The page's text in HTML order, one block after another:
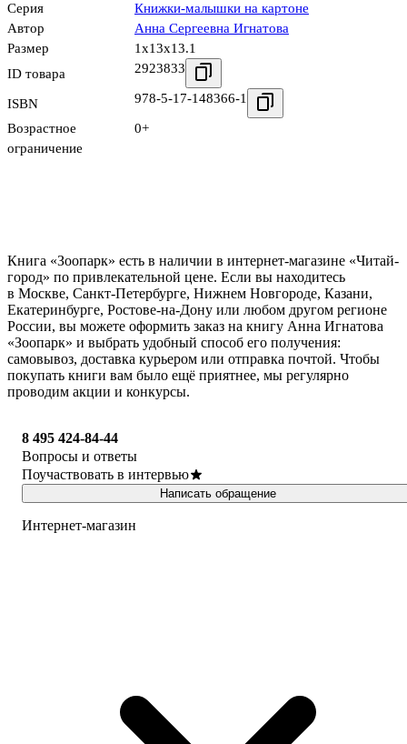
Серия
Книжки-малышки на картоне
Автор
Анна Сергеевна Игнатова
Размер
1x13x13.1
ID товара
2923833
ISBN 978-5-17-148366-1
Возрастное
ограничение
0+
Книга «Зоопарк» есть в наличии в интернет-магазине «Читай-
город» по привлекательной цене. Если вы находитесь
в Москве, Санкт-Петербурге, Нижнем Новгороде, Казани,
Екатеринбурге, Ростове-на-Дону или любом другом регионе
России, вы можете оформить заказ на книгу Анна Игнатова
«Зоопарк» и выбрать удобный способ его получения:
самовывоз, доставка курьером или отправка почтой. Чтобы
покупать книги вам было ещё приятнее, мы регулярно
проводим акции и конкурсы.
8 495 424-84-44
Вопросы и ответы
Поучаствовать в интервью
Написать обращение
Интернет-магазин